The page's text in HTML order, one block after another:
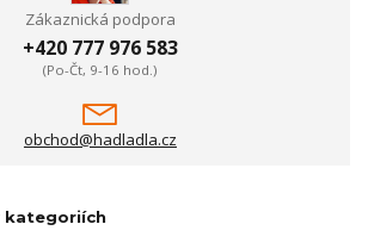
Zákaznická podpora
+420 777 976 583
(Po-Čt, 9-16 hod.)
obchod@hadladla.cz
kategoriích